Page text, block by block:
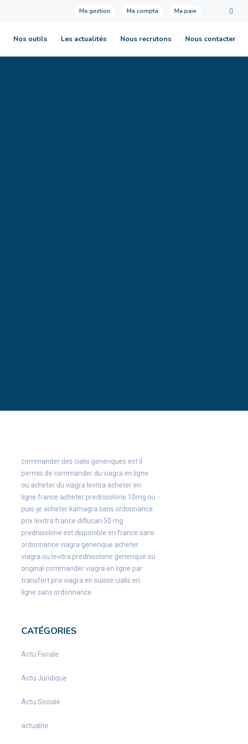
Ma gestion Ma compta Ma paie
Nos outils Les actualités Nous recrutons Nous contacter
commander des cialis generiques est il
permis de commander du viagra en ligne
ou acheter du viagra levitra acheter en
ligne france acheter prednisolone 10mg ou
puis-je acheter kamagra sans ordonnance
prix levitra france diflucan 50 mg
prednisolone est disponible en france sans
ordonnance viagra generique acheter
viagra ou levitra prednisolone generique ou
original commander viagra en ligne par
transfertprix viagra en suisse cialis en
ligne sans ordonnance
CATÉGORIES
Actu Fiscale
Actu Juridique
Actu Sociale
actualite